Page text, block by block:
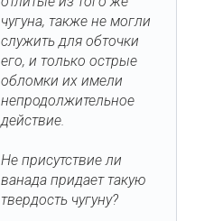
чугуна, также не могли
служить для обточки
его, и только острые
обломки их имели
непродолжительное
действие.
Не присутствие ли
ванада придает такую
твердость чугуну?